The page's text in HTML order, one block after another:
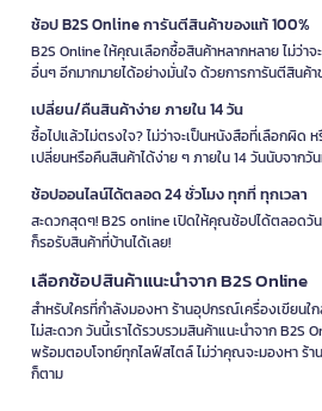
ช้อป B2S Online การันตีสินค้าของแท้ 100%
B2S Online ให้คุณเลือกซื้อสินค้าหลากหลาย ไม่ว่า
อื่นๆ อีกมากมายได้อย่างมั่นใจ ด้วยการการันตีสินค้
เปลี่ยน/คืนสินค้าง่าย ภายใน 14 วัน
ซื้อไปแล้วไม่ตรงใจ? ไม่ว่าจะเป็นหนังสือที่เลือกผิ
เปลี่ยนหรือคืนสินค้าได้ง่าย ๆ ภายใน 14 วันนับจากวั
ช้อปออนไลน์ได้ตลอด 24 ชั่วโมง ทุกที่ ทุกเวลา
สะดวกสุดๆ! B2S online เปิดให้คุณช้อปได้ตลอดวั
ก็รอรับสินค้าที่บ้านได้เลย!
เลือกช้อปสินค้าแนะนำจาก B2S Online
สำหรับใครที่กำลังมองหา ร้านอุปกรณ์เครื่องเขียนใ
ไม่สะดวก วันนี้เราได้รวบรวมสินค้าแนะนำจาก B2S
พร้อมตอบโจทย์ทุกไลฟ์สไตล์ ไม่ว่าคุณจะมองหา ร้
ก็ตาม